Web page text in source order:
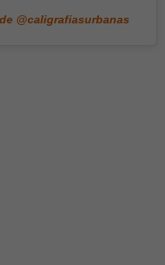
@caligrafiasurbanas